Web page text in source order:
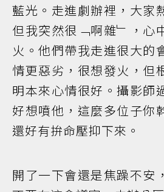
藍光。走進劇辦裡，大家
但我突然很﹁啊雜﹂，心
火。他們帶我走進很大的
情更惡劣，很想發火，但
明本來心情很好。攝影師
好想噴他，這麼多位子你
還好有拚命壓抑下來。
開了一下會還是焦躁不安